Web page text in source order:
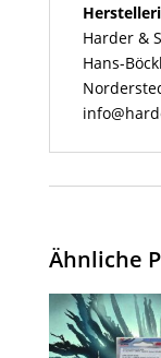
Harder &
Hans-
Ähnliche